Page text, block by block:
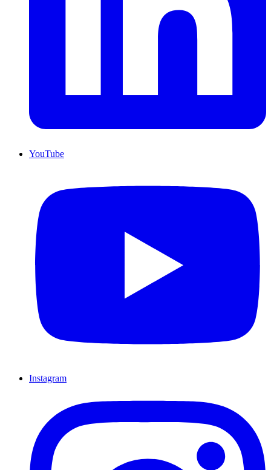
YouTube
Instagram